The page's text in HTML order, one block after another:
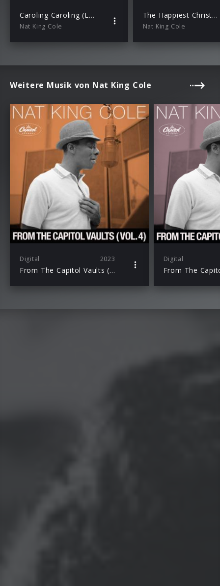
Caroling Caroling (Lyric Video)
Nat King Cole
The Happiest Christmas Tree (Lyric Video)
Nat King Cole
Weitere Musik von Nat King Cole
Digital 2023
From The Capitol Vaults (Vol. 4)
Digital